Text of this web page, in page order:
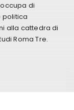
di
politica
alla cattedra di
Roma Tre.